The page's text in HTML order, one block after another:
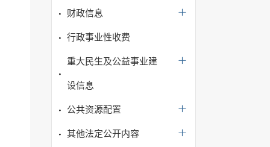
财政信息
行政事业性收费
重大民生及公益事业建
设信息
公共资源配置
其他法定公开内容